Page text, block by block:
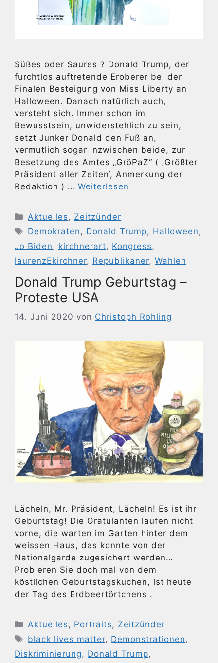
Süßes oder Saures ? Donald Trump, der
furchtlos auftretende Eroberer bei der
Finalen Besteigung von Miss Liberty an
Halloween. Danach natürlich auch,
versteht sich. Immer schon im
Bewusstsein, unwiderstehlich zu sein,
setzt Junker Donald den Fuß an,
vermutlich sogar inzwischen beide, zur
Besetzung des Amtes „GröPaZ“ ( ,Größter
Präsident aller Zeiten‘, Anmerkung der
Redaktion ) … Weiterlesen
Kategorien
Aktuelles , Zeitzünder
Schlagwörter
Demokraten , Donald Trump, Halloween ,
Jo Biden , kirchnerart, Kongress ,
laurenzEkirchner, Republikaner, Wahlen
Donald Trump Geburtstag –
Proteste USA
14. Juni 2020 von Christoph Rohling
Lächeln, Mr. Präsident, Lächeln! Es ist ihr
Geburtstag! Die Gratulanten laufen nicht
vorne, die warten im Garten hinter dem
weissen Haus, das konnte von der
Nationalgarde zugesichert werden…
Probieren Sie doch mal von dem
köstlichen Geburtstagskuchen, ist heute
der Tag des Erdbeertörtchens .
Kategorien
Aktuelles, Portraits, Zeitzünder
Schlagwörter
black lives matter, Demonstrationen,
Diskriminierung, Donald Trump,